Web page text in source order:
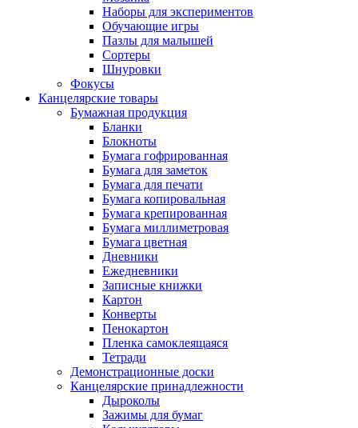
Наборы для экспериментов
Обучающие игры
Пазлы для малышей
Сортеры
Шнуровки
Фокусы
Канцелярские товары
Бумажная продукция
Бланки
Блокноты
Бумага гофрированная
Бумага для заметок
Бумага для печати
Бумага копировальная
Бумага крепированная
Бумага миллиметровая
Бумага цветная
Дневники
Ежедневники
Записные книжки
Картон
Конверты
Пенокартон
Пленка самоклеящаяся
Тетради
Демонстрационные доски
Канцелярские принадлежности
Дыроколы
Зажимы для бумаг